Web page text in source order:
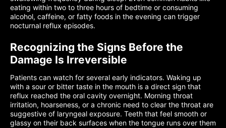
eating within two to three hours of bedtime or consuming
alcohol, caffeine, or fatty foods in the evening can trigger
nocturnal reflux episodes.
Recognizing the Signs Before the
Damage Is Irreversible
Patients can watch for several early indicators. Waking up
with a sour or bitter taste in the mouth is a direct sign that
reflux reached the oral cavity overnight. Morning throat
irritation, hoarseness, or a chronic need to clear the throat are
suggestive of laryngeal exposure. Teeth that feel smooth or
glassy on their back surfaces when the tongue runs over them